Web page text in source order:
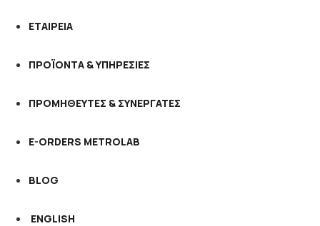
ΕΤΑΙΡΕΙΑ
ΠΡΟΪΟΝΤΑ & ΥΠΗΡΕΣΙΕΣ
ΠΡΟΜΗΘΕΥΤΕΣ & ΣΥΝΕΡΓΑΤΕΣ
E-ORDERS METROLAB
BLOG
ENGLISH